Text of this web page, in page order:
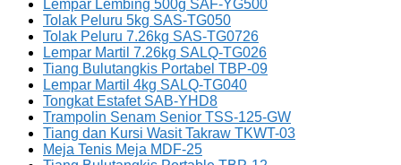
Lempar Lembing 500g SAF-YG500
Tolak Peluru 5kg SAS-TG050
Tolak Peluru 7.26kg SAS-TG0726
Lempar Martil 7.26kg SALQ-TG026
Tiang Bulutangkis Portabel TBP-09
Lempar Martil 4kg SALQ-TG040
Tongkat Estafet SAB-YHD8
Trampolin Senam Senior TSS-125-GW
Tiang dan Kursi Wasit Takraw TKWT-03
Meja Tenis Meja MDF-25